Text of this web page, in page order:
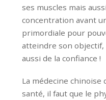
ses muscles mais
concentration avant
primordiale pour
atteindre son objectif,
aussi de la confiance !
La médecine
santé, il faut que le